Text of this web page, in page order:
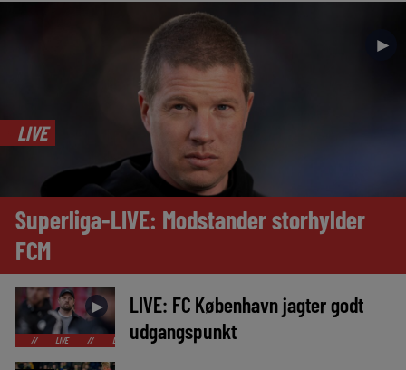
►
LIVE
Superliga-LIVE: Modstander storhylder
FCM
►
// LIVE // LIVE // LIVE // LIVE
LIVE: FC København jagter godt
udgangspunkt